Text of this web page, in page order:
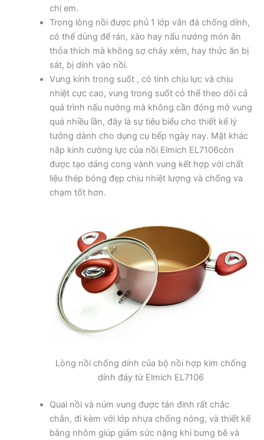
chị em.
Trong lòng nồi được phủ 1 lớp vân đá chống dính,
có thể dùng để rán, xào hay nấu nướng món ăn
thỏa thích mà không sợ cháy xém, hay thức ăn bị
sát, bị dính vào nồi.
Vung kính trong suốt , có tính chịu lực và chịu
nhiệt cực cao, vung trong suốt có thể theo dõi cả
quá trình nấu nướng mà không cần đóng mở vung
quá nhiều lần, đây là sự tiêu biểu cho thiết kế lý
tưởng dành cho dụng cụ bếp ngày nay. Mặt khác
nắp kính cường lực của nồi Elmich EL7106còn
được tạo dáng cong vành vung kết hợp với chất
liệu thép bóng đẹp chịu nhiệt lượng và chống va
chạm tốt hơn.
Lòng nồi chống dính của bộ nồi hợp kim chống
dính đáy từ Elmich EL7106
Quai nồi và núm vung được tán đinh rất chắc
chắn, đi kèm với lớp nhựa chống nóng, và thiết kế
bằng nhôm giúp giảm sức nặng khi bưng bê và